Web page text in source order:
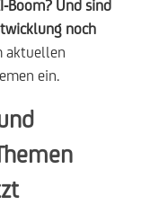
Boom? Und sind
noch
aktuellen
ein.